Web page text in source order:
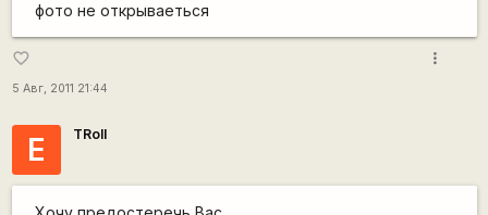
фото не открываеться
favorite_border
5 Авг, 2011 21:44
more_vert
Е TRoll